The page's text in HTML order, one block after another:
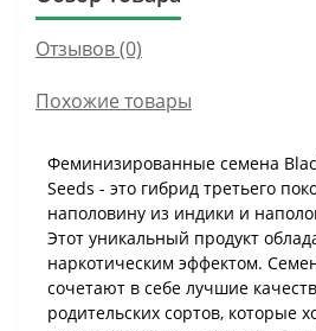
Отзывов (0)
Похожие товары
Феминизированные семена
Seeds - это гибрид третьего
наполовину из индики и
Этот уникальный продукт
наркотическим эффектом.
сочетают в себе лучшие
родительских сортов, которые